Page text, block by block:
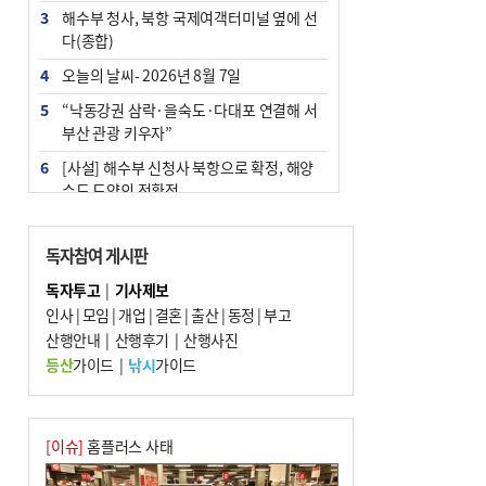
3
해수부 청사, 북항 국제여객터미널 옆에 선
다(종합)
4
오늘의 날씨- 2026년 8월 7일
5
“낙동강권 삼락·을숙도·다대포 연결해 서
부산 관광 키우자”
6
[사설] 해수부 신청사 북항으로 확정, 해양
수도 도약의 전환점
7
부울경 주말부터 비소식…‘극한 폭염’ 한풀
꺾일 듯
8
피란마을 67년 역사인데…전교생 24명 아
미초 통폐합 기로
9
외국인 선원 ‘인신매매 경유지’ 된 부산…
우려가 현실로
10 수사독점 책임 커진 경찰, 방치사건 해결 부
랴부랴 속도전
독자참여 게시판
독자투고| 기사제보
인사|모임 | 개업 | 결혼|출산|동정 |부고
산행안내 | 산행후기 | 산행사진
등산가이드| 낚시가이드
[이슈] 홈플러스 사태